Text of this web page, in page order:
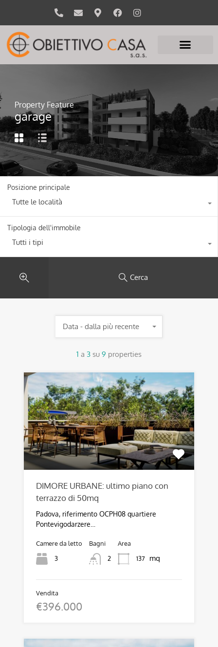
Property Feature
garage
Posizione principale
Tutte le località
Tipologia dell'immobile
Tutti i tipi
Cerca
1 a 3 su 9 properties
Data - dalla più recente
DIMORE URBANE: ultimo piano con
terrazzo di 50mq
Padova, riferimento OCPH08 quartiere
Pontevigodarzere…
Camere da letto
3
Bagni
2
Area
137
mq
Vendita
€396.000